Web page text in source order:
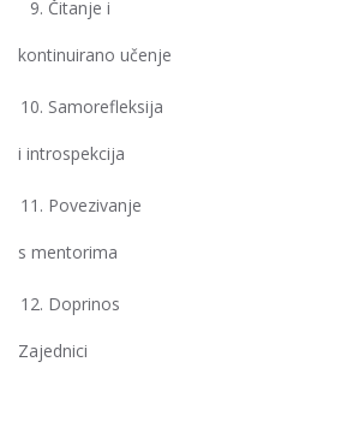
Čitanje i
kontinuirano učenje
Samorefleksija
i introspekcija
Povezivanje
s mentorima
Doprinos
Zajednici